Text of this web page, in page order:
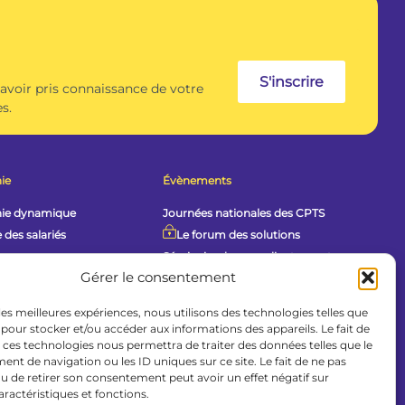
Gérer le consentement
meilleures expériences, nous utilisons des technologies telles que
pour stocker et/ou accéder aux informations des appareils. Le fait de
technologies nous permettra de traiter des données telles que le
de navigation ou les ID uniques sur ce site. Le fait de ne pas
de retirer son consentement peut avoir un effet négatif sur
et fonctions.
pris connaissance de votre
S'inscrire
dynamique
salariés
partagés
Évènements
Journées nationales des CPTS
Le forum des solutions
Séminaire des coordinateurs et
directeurs
Agenda des adhérents
Contact